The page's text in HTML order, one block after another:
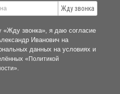
Жду звонка
«Жду звонка», я даю согласие
Иванович на
данных на условиях и
«Политикой